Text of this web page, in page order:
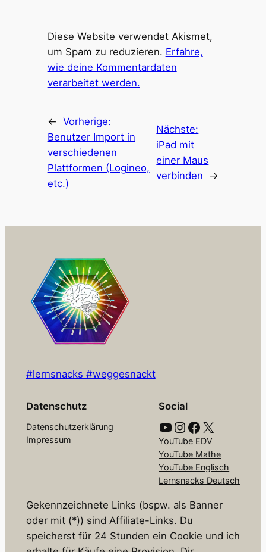
Diese Website verwendet Akismet,
um Spam zu reduzieren. Erfahre,
wie deine Kommentardaten
verarbeitet werden.
← Vorherige:
Benutzer Import in
verschiedenen
Plattformen (Logineo,
etc.)
Nächste:
iPad mit
einer Maus
verbinden
→
#lernsnacks #weggesnackt
Datenschutz
Datenschutzerklärung
Impressum
Social
YouTube Instagram Facebook X
YouTube EDV
YouTube Mathe
YouTube Englisch
Lernsnacks Deutsch
Gekennzeichnete Links (bspw. als Banner
oder mit (*)) sind Affiliate-Links. Du
speicherst für 24 Stunden ein Cookie und ich